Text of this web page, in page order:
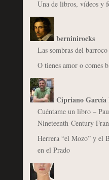
Una de libros, vídeos y
berninirocks
Las sombras del
O tienes amor o comes
Cipriano
Cuéntame un libro –
Nineteenth-Century
Herrera “el Mozo” y el
en el Prado